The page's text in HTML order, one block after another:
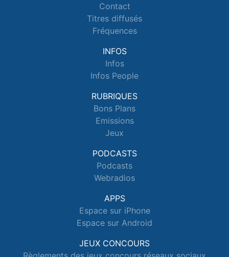
Contact
Titres diffusés
Fréquences
INFOS
Infos
Infos People
RUBRIQUES
Bons Plans
Emissions
Jeux
PODCASTS
Podcasts
Webradios
APPS
Espace sur iPhone
Espace sur Android
JEUX CONCOURS